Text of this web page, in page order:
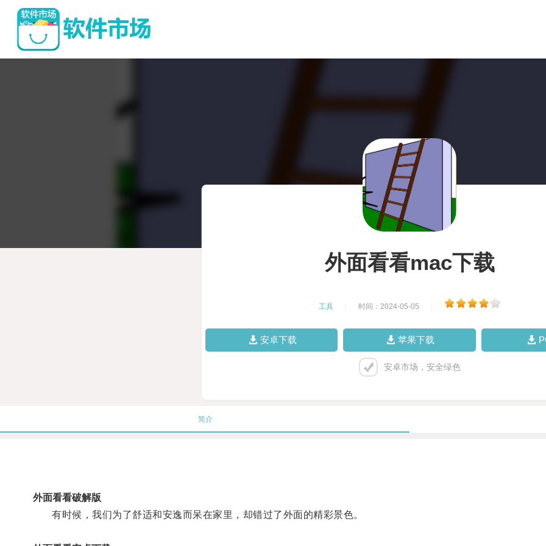
外面看看mac下载
工具 时间：2024-05-05
安卓下载 苹果下载
安卓市场，安全绿色
简介
外面看看破解版
有时候，我们为了舒适和安逸而呆在家里，却错过了外面的精彩景色。